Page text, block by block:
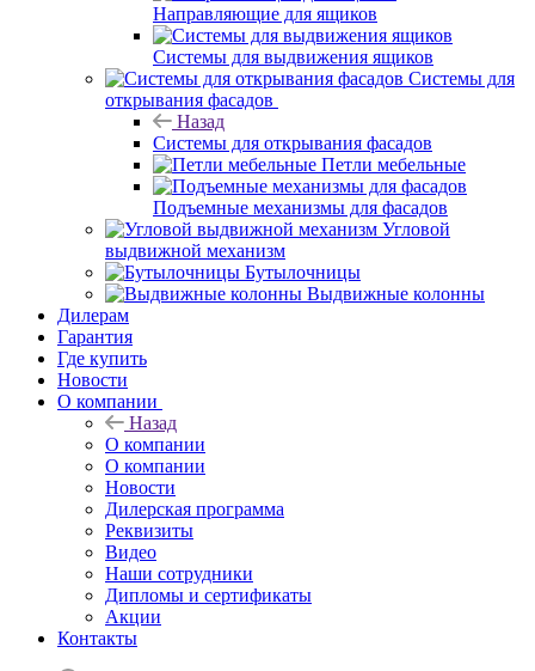
Направляющие для ящиков
Системы для выдвижения ящиков
Системы для
открывания фасадов
Назад
Системы для открывания фасадов
Петли мебельные
Подъемные механизмы для фасадов
Угловой
выдвижной механизм
Бутылочницы
Выдвижные колонны
Дилерам
Гарантия
Где купить
Новости
О компании
Назад
О компании
О компании
Новости
Дилерская программа
Реквизиты
Видео
Наши сотрудники
Дипломы и сертификаты
Акции
Контакты